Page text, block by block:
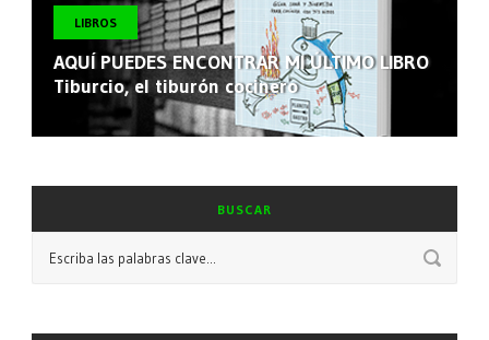
LIBROS
AQUÍ PUEDES ENCONTRAR MI ÚLTIMO LIBRO
Tiburcio, el tiburón cocinero
BUSCAR